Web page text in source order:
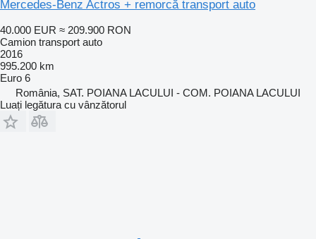
Mercedes-Benz Actros + remorcă transport auto
40.000 EUR ≈ 209.900 RON
Camion transport auto
2016
995.200 km
Euro 6
România, SAT. POIANA LACULUI - COM. POIANA LACULUI
Luați legătura cu vânzătorul